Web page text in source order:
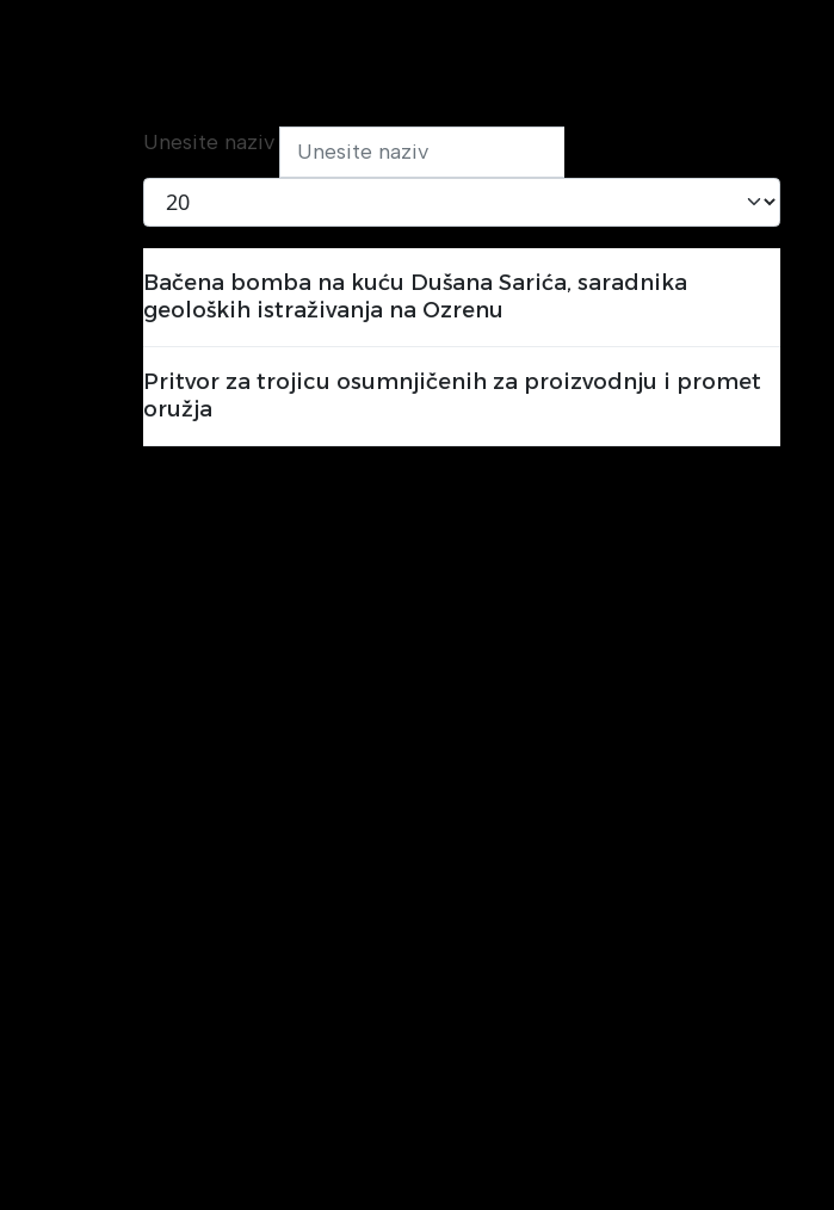
Unesite naziv
Prikaži broj
Bačena bomba na kuću Dušana Sarića, saradnika
geoloških istraživanja na Ozrenu
Pritvor za trojicu osumnjičenih za proizvodnju i promet
oružja